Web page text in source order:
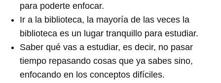
para poderte enfocar.
Ir a la biblioteca, la mayoría de las veces la
biblioteca es un lugar tranquillo para estudiar.
Saber qué vas a estudiar, es decir, no pasar
tiempo repasando cosas que ya sabes sino,
enfocando en los conceptos difíciles.